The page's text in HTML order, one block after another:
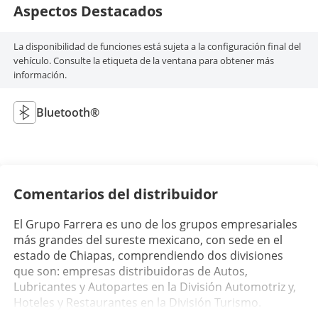
Aspectos Destacados
La disponibilidad de funciones está sujeta a la configuración final del
vehículo. Consulte la etiqueta de la ventana para obtener más
información.
Bluetooth®
Comentarios del distribuidor
El Grupo Farrera es uno de los grupos empresariales
más grandes del sureste mexicano, con sede en el
estado de Chiapas, comprendiendo dos divisiones
que son: empresas distribuidoras de Autos,
Lubricantes y Autopartes en la División Automotriz y,
Hoteles y Restaurantes en la División Turismo.